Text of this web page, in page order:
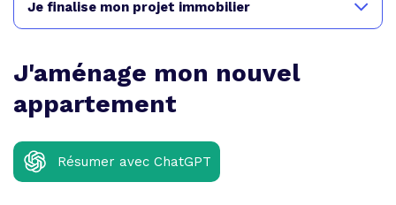
J'aménage mon nouvel
appartement
Résumer avec ChatGPT
Je finalise mon projet immobilier